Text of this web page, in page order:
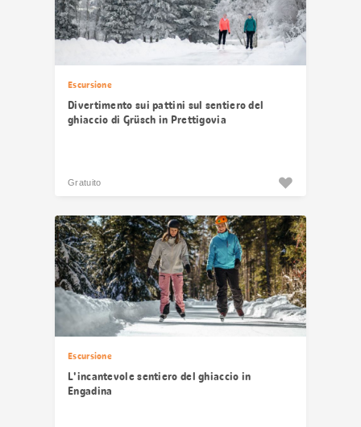
Escursione
Divertimento sui pattini sul sentiero del
ghiaccio di Grüsch in Prettigovia
Gratuito
Escursione
L'incantevole sentiero del ghiaccio in
Engadina